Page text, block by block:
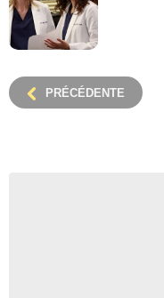
PRÉCÉDENTE